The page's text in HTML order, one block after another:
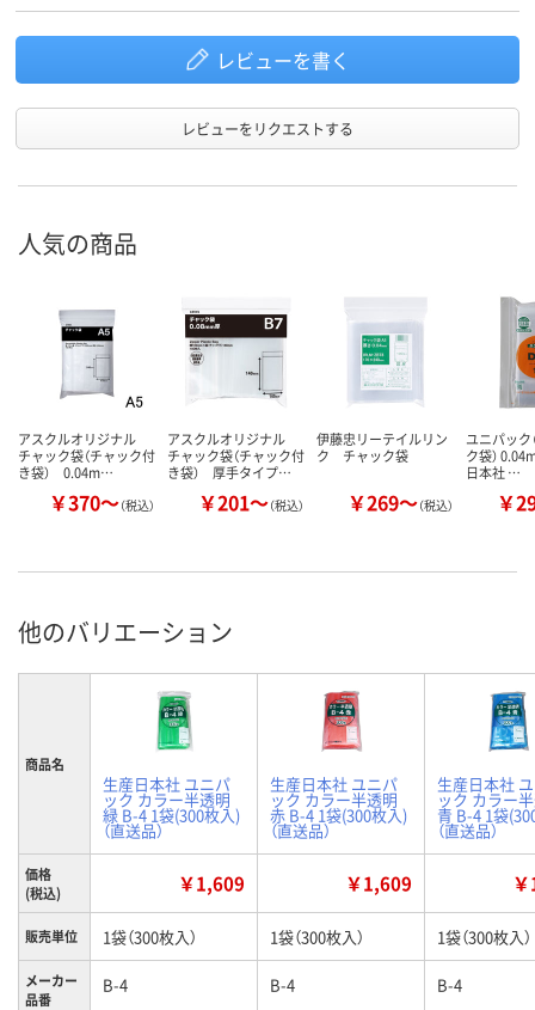
LDPE（ツルツルタイ
プ）
LDPE（ツルツルタイ
プ）
LDPE（ツル
プ）
アスクル
25
レビューを書く
レビューをリクエストする
人気の商品
アスクルオリジナル
チャック袋（チャック付
き袋） 0.04m…
￥370～（税込）
アスクルオリジナル
チャック袋（チャック付
き袋） 厚手タイプ…
￥201～（税込）
伊藤忠リーテイルリン
ク チャック袋
￥269～（税込）
ユニパック
ク袋）
日本社 …
￥
他のバリエーション
商品名
生産日本社 ユニパ
ック カラー半透明
緑 B-4 1袋(300枚入)
（直送品）
生産日本社 ユニパ
ック カラー半透明
赤 B-4 1袋(300枚入)
（直送品）
生産日本社
ック カラー
青 B-4 1袋
（直送品）
価格
(税込)
￥1,609 ￥1,609
販売単位 1袋（300枚入） 1袋（300枚入） 1袋（300枚入）
メーカー
品番
B-4 B-4 B-4